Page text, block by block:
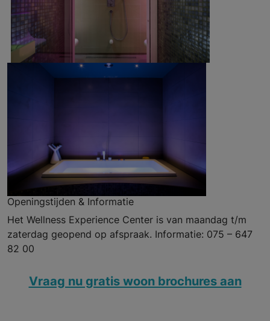
Openingstijden & Informatie
Het Wellness Experience Center is van maandag t/m
zaterdag geopend op afspraak. Informatie: 075 – 647
82 00
Vraag nu gratis woon brochures aan